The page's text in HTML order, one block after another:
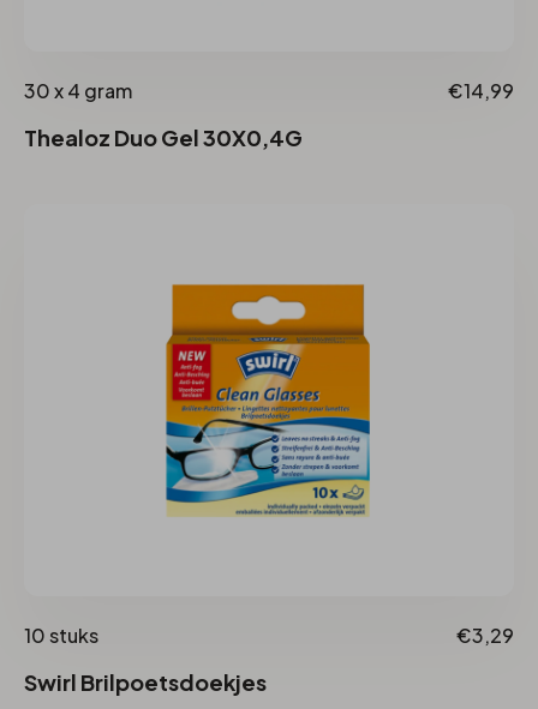
30 x 4 gram €14,99
Thealoz Duo Gel 30X0,4G
10 stuks €3,29
Swirl Brilpoetsdoekjes